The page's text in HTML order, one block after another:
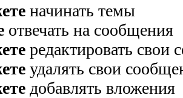
начинать темы
отвечать на сообщения
редактировать свои
удалять свои
добавлять вложения